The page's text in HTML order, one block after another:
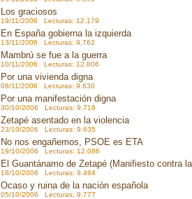
Los graciosos
19/11/2006 Lecturas: 12.179
En España gobierna la izquierda
13/11/2006 Lecturas: 9.762
Mambrú se fue a la guerra
10/11/2006 Lecturas: 12.806
Por una vivienda digna
08/11/2006 Lecturas: 9.630
Por una manifestación digna
30/10/2006 Lecturas: 9.716
Zetapé asentado en la violencia
23/10/2006 Lecturas: 9.635
No nos engañemos, PSOE es ETA
19/10/2006 Lecturas: 12.086
El Guantánamo de Zetapé (Manifiesto contra
18/10/2006 Lecturas: 9.464
Ocaso y ruina de la nación española
05/10/2006 Lecturas: 9.777